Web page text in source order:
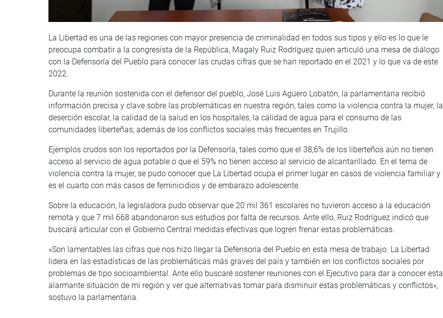
La Libertad es una de las regiones con mayor presencia de criminalidad en todos sus tipos y ello es lo que le
preocupa combatir a la congresista de la República, Magaly Ruiz Rodríguez quien articuló una mesa de diálogo
con la Defensoría del Pueblo para conocer las crudas cifras que se han reportado en el 2021 y lo que va de este
2022.
Durante la reunión sostenida con el defensor del pueblo, José Luis Agüero Lobatón, la parlamentaria recibió
información precisa y clave sobre las problemáticas en nuestra región, tales como la violencia contra la mujer, la
deserción escolar, la calidad de la salud en los hospitales, la calidad de agua para el consumo de las
comunidades liberteñas; además de los conflictos sociales más frecuentes en Trujillo.
Ejemplos crudos son los reportados por la Defensoría, tales como que el 38,6% de los liberteños aún no tienen
acceso al servicio de agua potable o que el 59% no tienen acceso al servicio de alcantarillado. En el tema de
violencia contra la mujer, se pudo conocer que La Libertad ocupa el primer lugar en casos de violencia familiar y
es el cuarto con más casos de feminicidios y de embarazo adolescente.
Sobre la educación, la legisladora pudo observar que 20 mil 361 escolares no tuvieron acceso a la educación
remota y que 7 mil 668 abandonaron sus estudios por falta de recursos. Ante ello, Ruiz Rodríguez indicó que
buscará articular con el Gobierno Central medidas efectivas que logren frenar estas problemáticas.
«Son lamentables las cifras que nos hizo llegar la Defensoría del Pueblo en esta mesa de trabajo. La Libertad
lidera en las estadísticas de las problemáticas más graves del país y también en los conflictos sociales por
problemas de tipo socioambiental. Ante ello buscaré sostener reuniones con el Ejecutivo para dar a conocer esta
alarmante situación de mi región y ver que alternativas tomar para disminuir estas problemáticas y conflictos»,
sostuvo la parlamentaria.